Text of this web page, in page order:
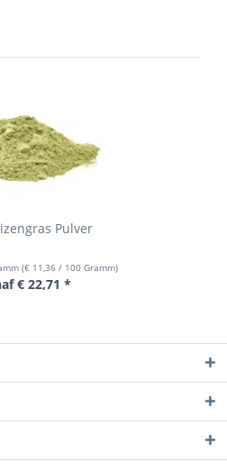
Pulver
(€ 11,36/ 100 Gramm)
€ 22,71 *